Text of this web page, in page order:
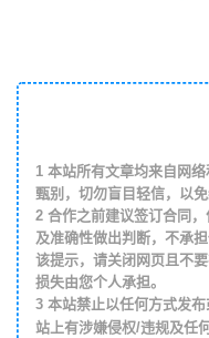
1本站所有文章均来自网络
甄别，切勿盲目轻信，以
2合作之前建议签订合同，
及准确性做出判断，不承
该提示，请关闭网页且不
损失由您个人承担。
3本站禁止以任何方式发布
站上有涉嫌侵权/违规及任